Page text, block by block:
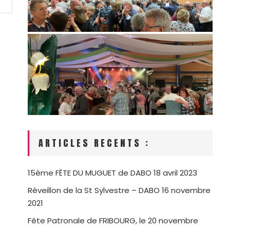
ARTICLES RECENTS :
15ème FÊTE DU MUGUET de DABO 18 avril 2023
Réveillon de la St Sylvestre – DABO 16 novembre
2021
Fête Patronale de FRIBOURG, le 20 novembre